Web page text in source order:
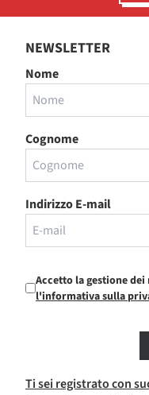
NEWSLETTER
Nome
Cognome
Indirizzo E-mail
Accetto la gestione
l'informativa sulla
Ti sei registrato con